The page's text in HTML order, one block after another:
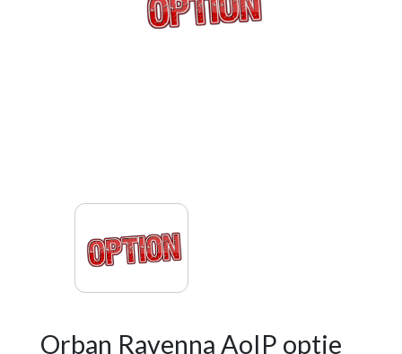
Orban Ravenna AoIP optie